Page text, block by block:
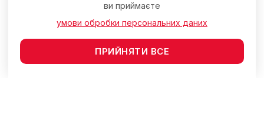
ви приймаєте
умови обробки персональних даних
ПРИЙНЯТИ ВСЕ